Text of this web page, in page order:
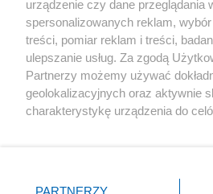
X Facebook
urządzenie czy dane przeglądania
spersonalizowanych reklam,
treści, pomiar reklam i treści,
ulepszanie usług. Za zgodą
Partnerzy możemy używać
geolokalizacyjnych oraz aktywnie
charakterystykę urządzenia do
zmienić/wycofać klikając przycisk
PARTNERZY